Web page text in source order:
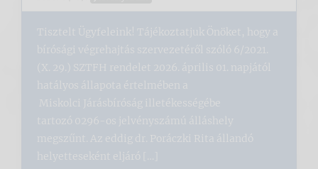
Tisztelt Ügyfeleink! Tájékoztatjuk Önöket, hogy a
bírósági végrehajtás szervezetéről szóló 6/2021.
(X. 29.) SZTFH rendelet 2026. április 01. napjától
hatályos állapota értelmében a
Miskolci Járásbíróság illetékességébe
tartozó 0296-os jelvényszámú álláshely
megszűnt. Az eddig dr. Poráczki Rita állandó
helyetteseként eljáró […]